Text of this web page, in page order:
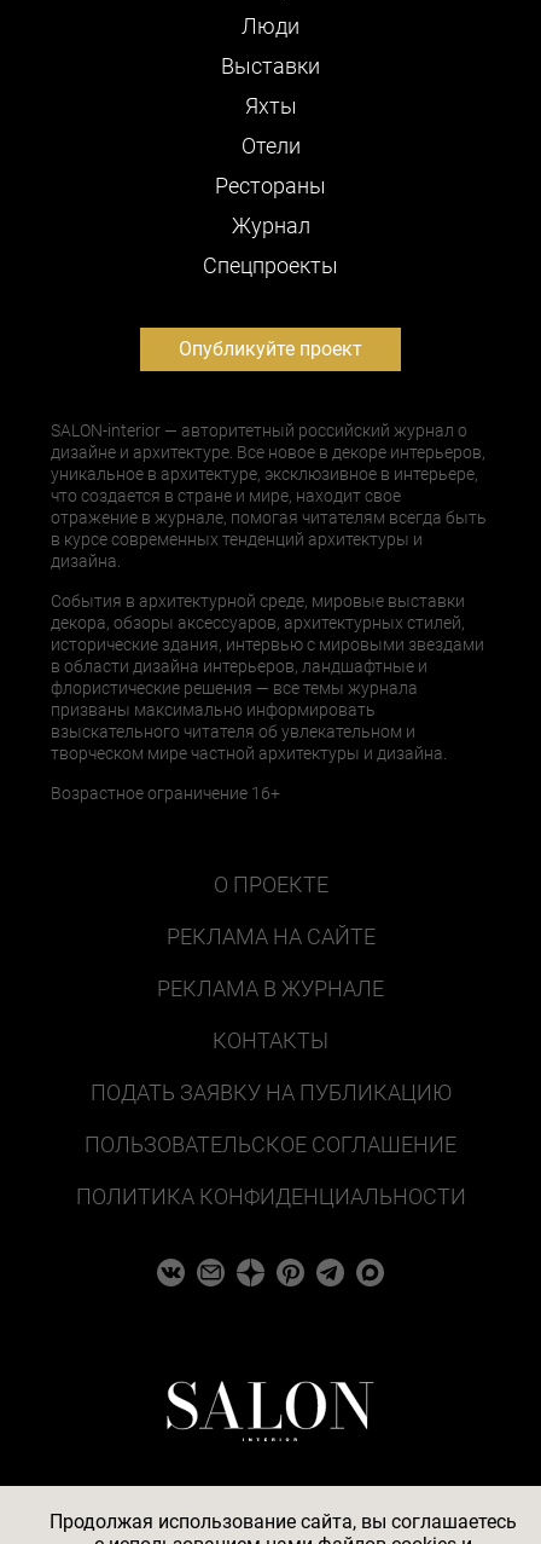
Люди
Выставки
Яхты
Отели
Рестораны
Журнал
Cпецпроекты
Опубликуйте проект
SALON-interior — авторитетный российский журнал о
дизайне и архитектуре. Все новое в декоре интерьеров,
уникальное в архитектуре, эксклюзивное в интерьере,
что создается в стране и мире, находит свое
отражение в журнале, помогая читателям всегда быть
в курсе современных тенденций архитектуры и
дизайна.
События в архитектурной среде, мировые выставки
декора, обзоры аксессуаров, архитектурных стилей,
исторические здания, интервью с мировыми звездами
в области дизайна интерьеров, ландшафтные и
флористические решения — все темы журнала
призваны максимально информировать
взыскательного читателя об увлекательном и
творческом мире частной архитектуры и дизайна.
Возрастное ограничение 16+
О ПРОЕКТЕ
РЕКЛАМА НА САЙТЕ
РЕКЛАМА В ЖУРНАЛЕ
КОНТАКТЫ
ПОДАТЬ ЗАЯВКУ НА ПУБЛИКАЦИЮ
ПОЛЬЗОВАТЕЛЬСКОЕ СОГЛАШЕНИЕ
ПОЛИТИКА КОНФИДЕНЦИАЛЬНОСТИ
Продолжая использование сайта, вы соглашаетесь